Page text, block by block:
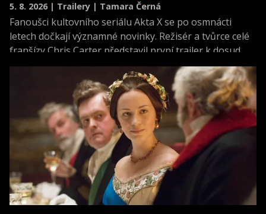
5. 8. 2026 | Trailery | Tamara Černá
Fanoušci kultovního seriálu Akta X se po osmnácti
letech dočkají významné novinky. Režisér a tvůrce celé
franšízy Chris Carter představil první trailer k dosud
neviděné režisérské verzi filmu Akta X: Chci uvěřit.